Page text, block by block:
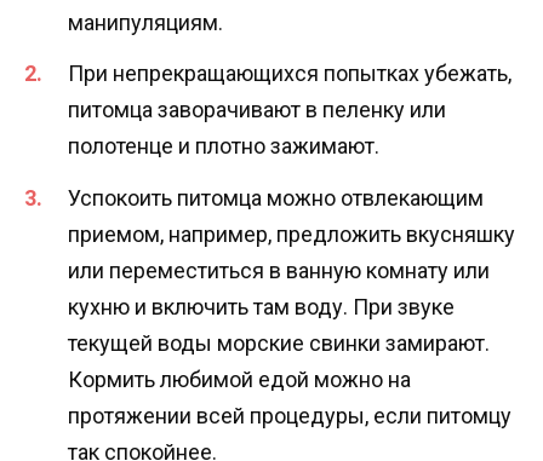
манипуляциям.
При непрекращающихся попытках убежать,
питомца заворачивают в пеленку или
полотенце и плотно зажимают.
Успокоить питомца можно отвлекающим
приемом, например, предложить вкусняшку
или переместиться в ванную комнату или
кухню и включить там воду. При звуке
текущей воды морские свинки замирают.
Кормить любимой едой можно на
протяжении всей процедуры, если питомцу
так спокойнее.